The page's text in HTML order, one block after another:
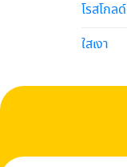
โรสโกลด์
ใสเงา